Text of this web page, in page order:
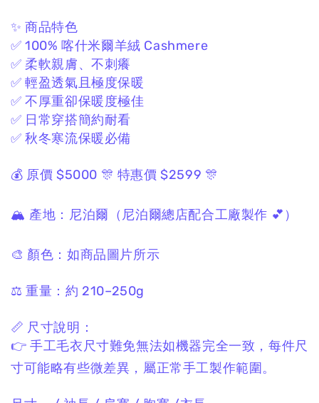
✨ 商品特色
✅ 100% 喀什米爾羊絨 Cashmere
✅ 柔軟親膚、不刺癢
✅ 輕盈透氣且極度保暖
✅ 不厚重卻保暖度極佳
✅ 日常穿搭簡約耐看
✅ 秋冬寒流保暖必備
💰 原價 $5000 🎊 特惠價 $2599 🎊
🏔 產地： 尼泊爾 （尼泊爾總店配合工廠製作 💕）
🎨 顏色： 如商品圖片所示
⚖️ 重量： 約 210–250g
📏 尺寸說明：
👉手工毛衣尺寸難免無法如機器完全一致，每件尺
寸可能略有些微差異， 屬正常手工製作範圍。